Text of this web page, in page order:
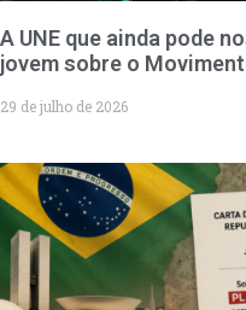
A UNE que ainda pode
jovem sobre o
29 de julho de 2026